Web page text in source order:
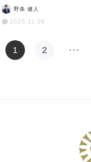
返せば大丈夫は嘘！
野条 健人
2025.11.09
1 2 …